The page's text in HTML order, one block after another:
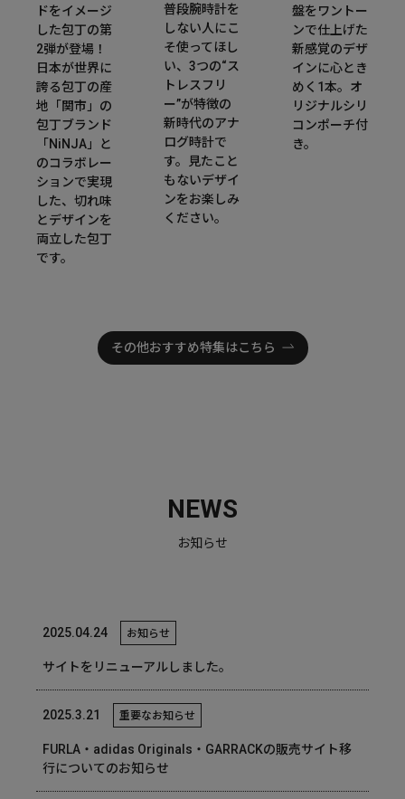
ドをイメージ
した包丁の第
2弾が登場！
日本が世界に
誇る包丁の産
地「関市」の
包丁ブランド
「NiNJA」と
のコラボレー
ションで実現
した、切れ味
とデザインを
両立した包丁
です。
普段腕時計を
しない人にこ
そ使ってほし
い、3つの“ス
トレスフリ
ー”が特徴の
新時代のアナ
ログ時計で
す。見たこと
もないデザイ
ンをお楽しみ
ください。
盤をワントー
ンで仕上げた
新感覚のデザ
インに心とき
めく1本。オ
リジナルシリ
コンポーチ付
き。
その他おすすめ特集はこちら
NEWS
お知らせ
2025.04.24 お知らせ
サイトをリニューアルしました。
2025.3.21 重要なお知らせ
FURLA・adidas Originals・GARRACKの販売サイト移
行についてのお知らせ